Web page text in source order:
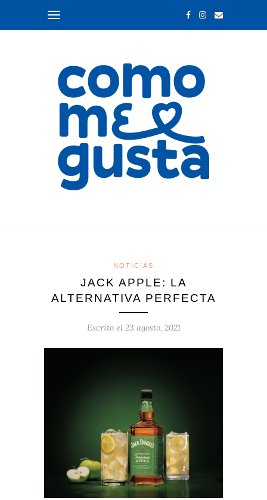
NOTICIAS
JACK APPLE: LA
ALTERNATIVA PERFECTA
Escrito el 23 agosto, 2021